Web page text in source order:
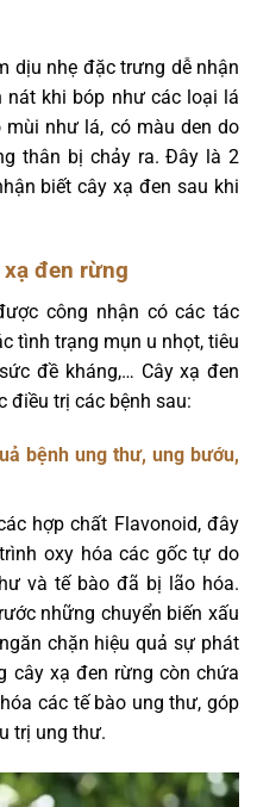
dịu nhẹ đặc trưng dễ nhận
nát khi bóp như các loại lá
như lá, có màu den do
thân bị chảy ra. Đây là 2
biết cây xạ đen sau khi
đen rừng
công nhận có các tác
tình trạng mụn u nhọt, tiêu
đề kháng,… Cây xạ đen
điều trị các bệnh sau:
bệnh ung thư, ung bướu,
hợp chất Flavonoid, đây
oxy hóa các gốc tự do
và tế bào đã bị lão hóa.
những chuyển biến xấu
chặn hiệu quả sự phát
cây xạ đen rừng còn chứa
các tế bào ung thư, góp
trị ung thư.